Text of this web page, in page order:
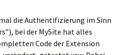
die Authentifizierung im Sinn
bei der MySite hat alles
Code der Extension